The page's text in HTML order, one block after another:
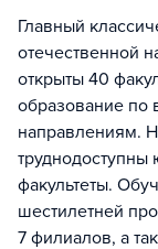
Главный
отечественной
открыты 40
образование по
направлениям.
факультеты.
шестилетней
7 филиалов, а